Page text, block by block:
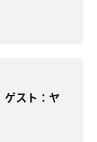
ゲスト：ヤ